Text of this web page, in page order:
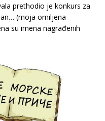
prethodio je konkurs za
(moja omiljena
su imena nagrađenih